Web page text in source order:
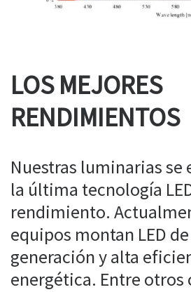
LOS MEJORES
RENDIMIENTOS
Nuestras luminarias se
la última tecnología
rendimiento.
equipos montan LED
generación y alta
energética. Entre otros